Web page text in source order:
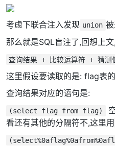
考虑下联合注入发现 union
那么就是SQL盲注了,回想上
查询结果 + 比较运算符 + 猜测
这里假设要读取的是: flag表
查询结果对应的语句是:
(select flag from flag)
看还有其他的分隔符不,这里用